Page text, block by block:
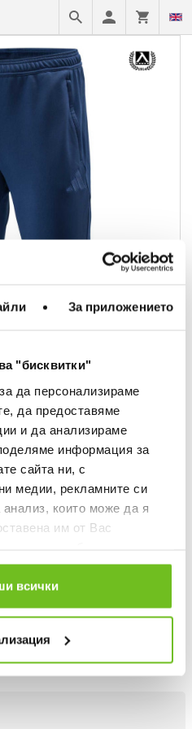
За приложението
"бисквитки"
да персонализираме
да предоставяме
и да анализираме
информация за
сайта ни, с
медии, рекламните си
анализ, които може да я
им от Вас
на услугите им.
всички
Tracksuit Bottoms
the sidelines with these
bottoms, featuring soft
wicking AEROREADY for
for LEVSKI fans.